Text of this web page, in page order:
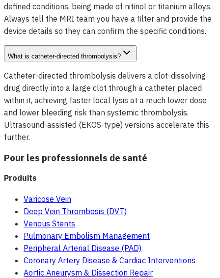
defined conditions, being made of nitinol or titanium alloys.
Always tell the MRI team you have a filter and provide the
device details so they can confirm the specific conditions.
What is catheter-directed thrombolysis?
Catheter-directed thrombolysis delivers a clot-dissolving
drug directly into a large clot through a catheter placed
within it, achieving faster local lysis at a much lower dose
and lower bleeding risk than systemic thrombolysis.
Ultrasound-assisted (EKOS-type) versions accelerate this
further.
Pour les professionnels de santé
Produits
Varicose Vein
Deep Vein Thrombosis (DVT)
Venous Stents
Pulmonary Embolism Management
Peripheral Arterial Disease (PAD)
Coronary Artery Disease & Cardiac Interventions
Aortic Aneurysm & Dissection Repair